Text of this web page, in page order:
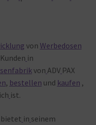
von Werbedosen
Kunden in
von ADV PAX
, bestellen und kaufen ,
ist.
in seinem